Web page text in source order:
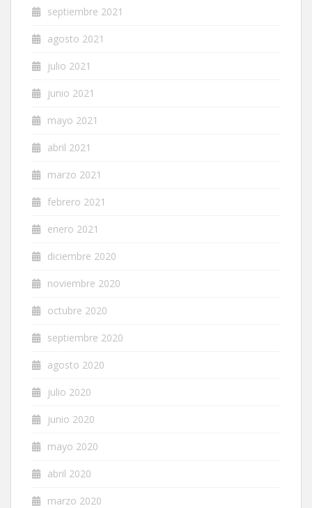
septiembre 2021
agosto 2021
julio 2021
junio 2021
mayo 2021
abril 2021
marzo 2021
febrero 2021
enero 2021
diciembre 2020
noviembre 2020
octubre 2020
septiembre 2020
agosto 2020
julio 2020
junio 2020
mayo 2020
abril 2020
marzo 2020